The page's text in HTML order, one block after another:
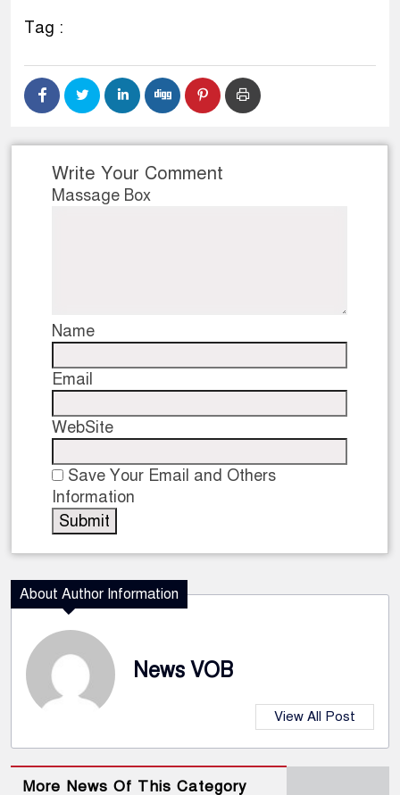
Tag :
Write Your Comment
Massage Box
Name
Email
WebSite
Save Your Email and Others
Information
About Author Information
News VOB
View All Post
More News Of This Category